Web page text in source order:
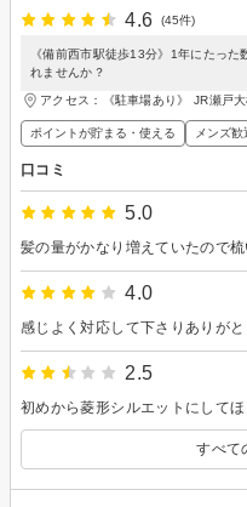
4.6
(45件)
《備前西市駅徒歩13分》1年にたっ
れませんか？
アクセス：《駐車場あり》 JR瀬戸
ポイントが貯まる・使える メンズ歓
口コミ
5.0
4.0
感じよく対応して下さりありがと
2.5
すべて